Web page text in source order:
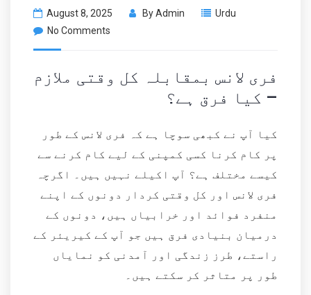
August 8, 2025 ByAdmin
Urdu
No Comments
فری لانس بمقابلہ کل وقتی ملازم
– کیا فرق ہے؟
کیا آپ نے کبھی سوچا ہے کہ فری لانس کے طور
پر کام کرنا کسی کمپنی کے لیے کام کرنے سے
کیسے مختلف ہے؟ آپ اکیلے نہیں ہیں۔ اگرچہ
فری لانس اور کل وقتی کردار دونوں کے اپنے
منفرد فوائد اور خرابیاں ہیں، دونوں کے
درمیان بنیادی فرق ہیں جو آپ کے کیریئر کے
راستے، طرز زندگی اور آمدنی کو نمایاں
طور پر متاثر کر سکتے ہیں۔